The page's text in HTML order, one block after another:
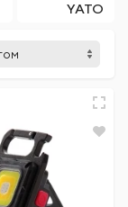
YATO